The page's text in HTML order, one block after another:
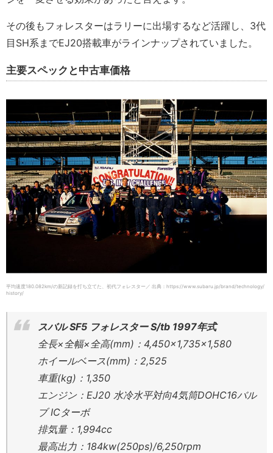
その後もフォレスターはラリーに出場するなど活躍し、3代
目SH系までEJ20搭載車がラインナップされていました。
主要スペックと中古車価格
平均速度180.082km/の新記録を打ち立てた、初代フォレスター／ 出典：https://www.subaru.jp/brand/technology/
history/
スバル SF5 フォレスター S/tb 1997年式
全長×全幅×全高(mm)：4,450×1,735×1,580
ホイールベース(mm)：2,525
車重(kg)：1,350
エンジン：EJ20 水冷水平対向4気筒DOHC16バル
ブ ICターボ
排気量：1,994cc
最高出力：184kw(250ps)/6,250rpm